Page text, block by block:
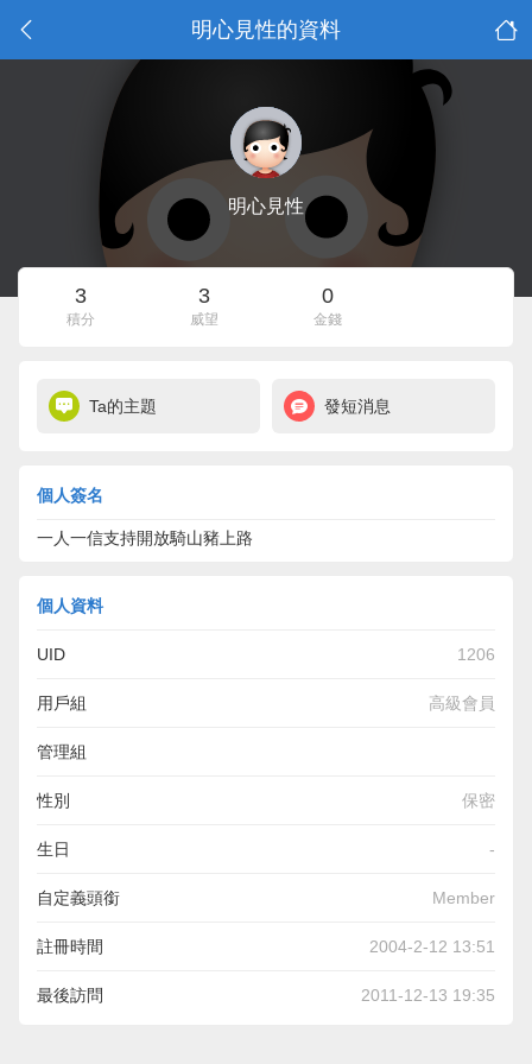
明心見性的資料
明心見性
3
積分
3
威望
0
金錢
Ta的主題 發短消息
個人簽名
一人一信支持開放騎山豬上路
個人資料
UID 1206
用戶組 高級會員
管理組
性別 保密
生日 -
自定義頭銜 Member
註冊時間 2004-2-12 13:51
最後訪問 2011-12-13 19:35